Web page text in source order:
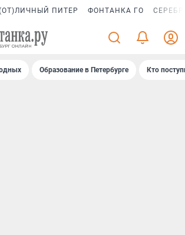
ПИТЕР ФОНТАНКА ГО
Образование в Петербурге Кто